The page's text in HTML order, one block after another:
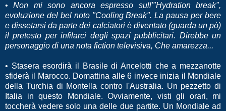
•Non mi sono ancora espresso sull'"Hydration break",
evoluzione del bel noto "Cooling Break". La pausa per bere
e dissetarsi da parte dei calciatori è diventato (guarda un pò)
il pretesto per infilarci degli spazi pubblicitari. Direbbe un
personaggio di una nota fiction televisiva, Che amarezza...
• Stasera esordirà il Brasile di Ancelotti che a mezzanotte
sfiderà il Marocco. Domattina alle 6 invece inizia il Mondiale
della Turchia di Montella contro l'Australia. Un pezzetto di
Italia in questo Mondiale. Ovviamente, visti gli orari, mi
toccherà vedere solo una delle due partite. Un Mondiale ad